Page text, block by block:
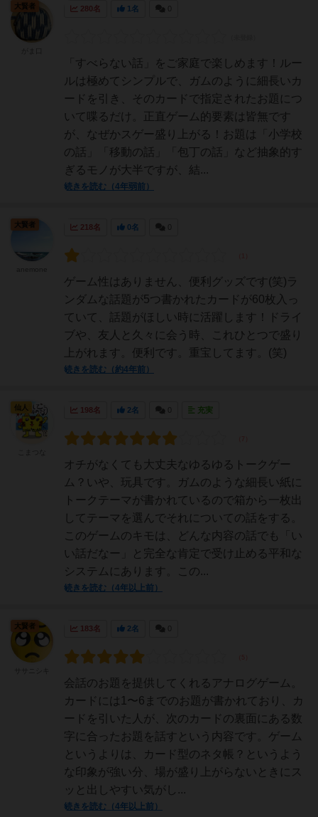
280名 1名
「すべらない話」をご家庭で楽しめます！ルー
ルは極めてシンプルで、ガムのように細長いカ
ードを引き、そのカードで指定されたお題につ
いて喋るだけ。正直ゲーム的要素は皆無です
が、なぜかスゲー盛り上がる！お題は「小学校
の話」「移動の話」「包丁の話」など抽象的す
ぎるモノが大半ですが、結...
続きを読む（4年弱前）
大賢者
218名 0名
ゲーム性はありません、便利グッズです(笑)ラ
ンダムな話題が5つ書かれたカードが60枚入っ
ていて、話題がほしい時に活躍します！ドライ
ブや、友人と久々に会う時、これひとつで盛り
上がれます。便利です。重宝してます。(笑)
続きを読む（約4年前）
大賢者
198名 2名 充実
オチがなくても大丈夫なゆるゆるトークゲー
ム？いや、玩具です。ガムのような細長い紙に
トークテーマが書かれているので箱から一枚出
してテーマを選んでそれについての話をする。
このゲームのキモは、どんな内容の話でも「い
い話だなー」と完全な肯定で受け止める平和な
システムにあります。この...
続きを読む（4年以上前）
仙人
183名 2名
会話のお題を提供してくれるアナログゲーム。
カードには1〜6までのお題が書かれており、カ
ードを引いた人が、次のカードの裏面にある数
字に合ったお題を話すという内容です。ゲーム
というよりは、カード型のネタ帳？というよう
な印象が強い分、場が盛り上がらないときにス
ッと出しやすい気がし...
続きを読む（4年以上前）
大賢者